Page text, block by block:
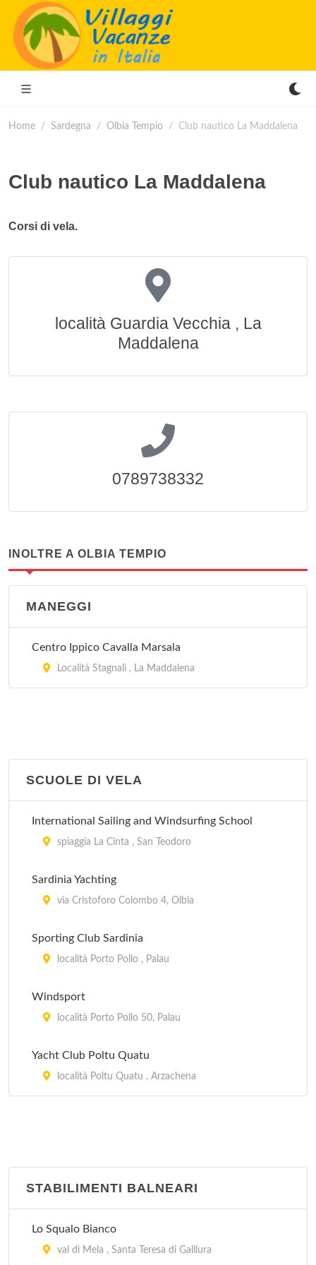
Home Sardegna Olbia Tempio Club nautico La Maddalena
Club nautico La Maddalena
Corsi di vela.
località Guardia Vecchia , La
Maddalena
0789738332
INOLTRE A OLBIA TEMPIO
MANEGGI
Centro Ippico Cavalla Marsala
Località Stagnali , La Maddalena
SCUOLE DI VELA
International Sailing and Windsurfing School
spiaggia La Cinta , San Teodoro
Sardinia Yachting
via Cristoforo Colombo 4, Olbia
Sporting Club Sardinia
località Porto Pollo , Palau
Windsport
località Porto Pollo 50, Palau
Yacht Club Poltu Quatu
località Poltu Quatu , Arzachena
STABILIMENTI BALNEARI
Lo Squalo Bianco
val di Mela , Santa Teresa di Galllura